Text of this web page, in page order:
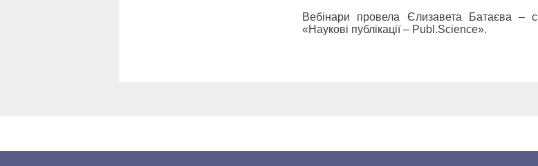
Вебінари провела Єлизавета Батаєва –
«Наукові публікації – Publ.Science».